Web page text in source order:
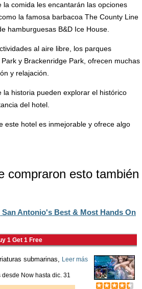
la comida les encantarán las opciones
la famosa barbacoa The County Line
hamburguesas B&D Ice House.
al aire libre, los parques
y Brackenridge Park, ofrecen muchas
y relajación.
la historia pueden explorar el histórico
del hotel.
este hotel es inmejorable y ofrece algo
compraron esto también
Antonio's Best & Most Hands On
1 Get 1 Free
submarinas, Leer más
desde Now hasta dic. 31